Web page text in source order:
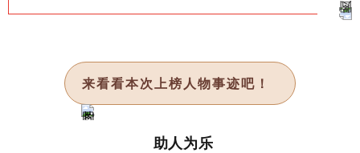
来看看本次上榜人物事迹吧！
助人为乐